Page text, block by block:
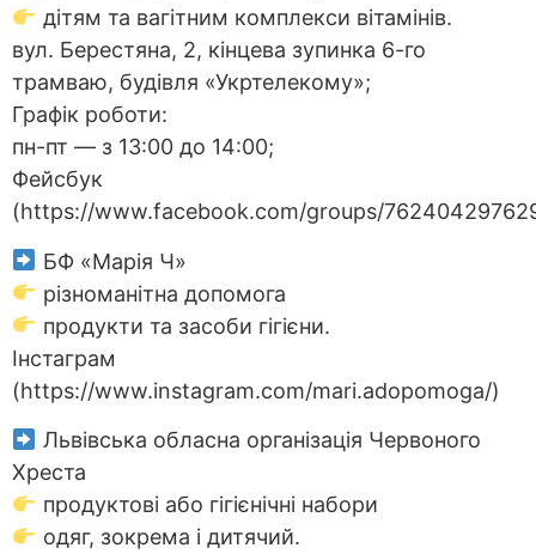
дітям та вагітним комплекси вітамінів.
вул. Берестяна, 2, кінцева зупинка 6-го
трамваю, будівля «Укртелекому»;
Графік роботи:
пн-пт — з 13:00 до 14:00;
Фейсбук
(https://www.facebook.com/groups/
БФ «Марія Ч»
різноманітна допомога
продукти та засоби гігієни.
Інстаграм
(https://www.instagram.com/mari.adopomoga/)
Львівська обласна організація Червоного
Хреста
продуктові або гігієнічні набори
одяг, зокрема і дитячий.